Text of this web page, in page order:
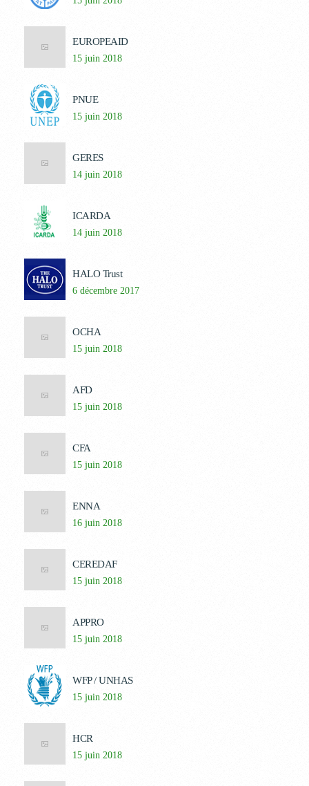
EUROPEAID
15 juin 2018
PNUE
15 juin 2018
GERES
14 juin 2018
ICARDA
14 juin 2018
HALO Trust
6 décembre 2017
OCHA
15 juin 2018
AFD
15 juin 2018
CFA
15 juin 2018
ENNA
16 juin 2018
CEREDAF
15 juin 2018
APPRO
15 juin 2018
WFP / UNHAS
15 juin 2018
HCR
15 juin 2018